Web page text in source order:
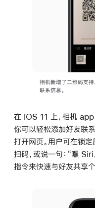
相机新增了二维码支
联系信息。
在 iOS 11 上，相机 app
你可以轻松添加好友联
打开网页。用户可在锁
扫码，或说一句：“嘿
指令来快速与好友共享个